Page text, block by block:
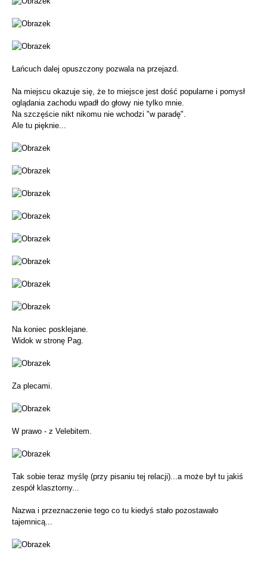
Łańcuch dalej opuszczony pozwala na przejazd.
Na miejscu okazuje się, że to miejsce jest dość popularne i pomysł
oglądania zachodu wpadł do głowy nie tylko mnie.
Na szczęście nikt nikomu nie wchodzi "w paradę".
Ale tu pięknie...
Na koniec posklejane.
Widok w stronę Pag.
Za plecami.
W prawo - z Velebitem.
Tak sobie teraz myślę (przy pisaniu tej relacji)...a może był tu jakiś
zespół klasztorny...
Nazwa i przeznaczenie tego co tu kiedyś stało pozostawało
tajemnicą...